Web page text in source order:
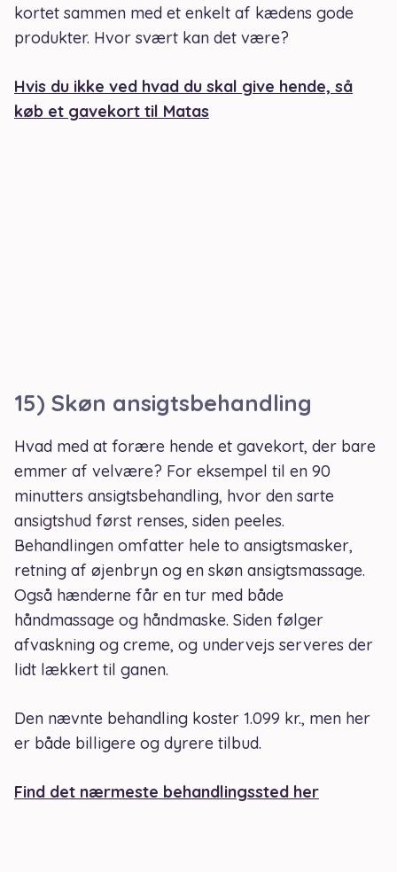
kortet sammen med et enkelt af kædens gode
produkter. Hvor svært kan det være?
Hvis du ikke ved hvad du skal give hende, så
køb et gavekort til Matas
15) Skøn ansigtsbehandling
Hvad med at forære hende et gavekort, der bare
emmer af velvære? For eksempel til en 90
minutters ansigtsbehandling, hvor den sarte
ansigtshud først renses, siden peeles.
Behandlingen omfatter hele to ansigtsmasker,
retning af øjenbryn og en skøn ansigtsmassage.
Også hænderne får en tur med både
håndmassage og håndmaske. Siden følger
afvaskning og creme, og undervejs serveres der
lidt lækkert til ganen.
Den nævnte behandling koster 1.099 kr., men her
er både billigere og dyrere tilbud.
Find det nærmeste behandlingssted her